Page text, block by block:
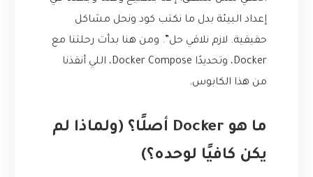
إعداد البيئة بدل ما نكتب كود ونحل مشاكل
حقيقية. لازم نلاقي حل”. ومن هنا بدأت رحلتنا مع
Docker، وتحديدًا Docker Compose، اللي أنقذنا
من هذا الكابوس.
ما هو Docker أصلًا؟ (ولماذا لم
يكن كافيًا لوحده؟)